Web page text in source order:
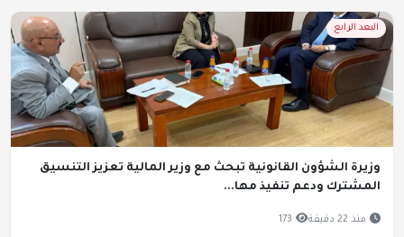
البعد الرابع
وزيرة الشؤون القانونية تبحث مع وزير المالية تعزيز التنسيق
المشترك ودعم تنفيذ مها...
منذ 22 دقيقة 173